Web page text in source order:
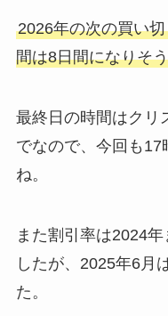
2026年の次の買い
間は8日間になりそ
最終日の時間はクリ
でなので、今回も
ね。
また割引率は2024
したが、2025年6月
た。